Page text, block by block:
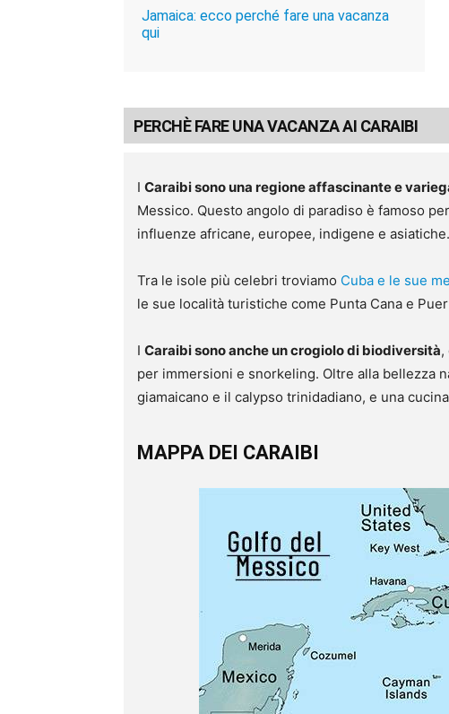
Jamaica: ecco perché fare una vacanza
qui
PERCHÈ FARE UNA VACANZA AI CARAIBI
I Caraibi sono una regione affascinante e
Messico. Questo angolo di paradiso è famoso
influenze africane, europee, indigene e asiatiche.
Tra le isole più celebri troviamo Cuba e le sue
le sue località turistiche come Punta Cana e
I Caraibi sono anche un crogiolo di biodiversità,
per immersioni e snorkeling. Oltre alla bellezza
giamaicano e il calypso trinidadiano, e una
MAPPA DEI CARAIBI